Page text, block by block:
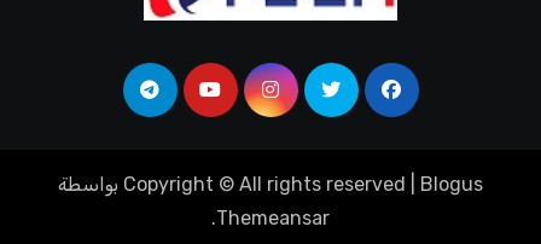
Copyright © All rights reserved Blogus
بواسطة
Themeansar
.